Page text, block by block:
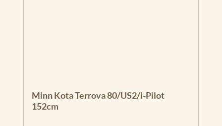
Minn Kota Terrova 80/US2/i-Pilot
152cm